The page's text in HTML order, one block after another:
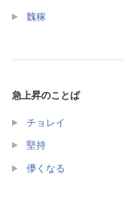
魏稼
急上昇のことば
チョレイ
堅持
儚くなる